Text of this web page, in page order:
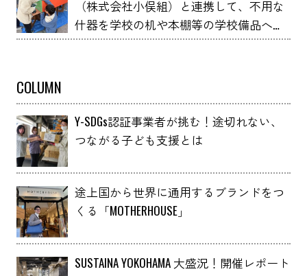
（株式会社小俣組）と連携して、不用な
什器を学校の机や本棚等の学校備品へア
ップサイクルしました！
COLUMN
Y-SDGs認証事業者が挑む！途切れない、
つながる子ども支援とは
途上国から世界に通用するブランドをつ
くる「MOTHERHOUSE」
SUSTAINA YOKOHAMA 大盛況！開催レポート